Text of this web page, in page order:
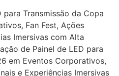
Transmissão da Copa
Fan Fest, Ações
Imersivas com Alta
de Painel de LED para
em Eventos Corporativos,
e Experiências Imersivas